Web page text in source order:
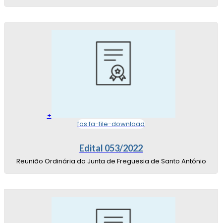
+
fas fa-file-download
Edital 053/2022
Reunião Ordinária da Junta de Freguesia de Santo António